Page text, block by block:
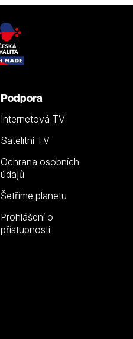
Podpora
Internetová TV
Satelitní TV
Ochrana osobních
údajů
Šetříme planetu
Prohlášení o
přístupnosti